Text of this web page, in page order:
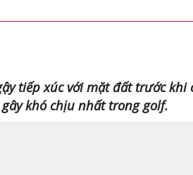
tiếp xúc với mặt đất trước khi
khó chịu nhất trong golf.